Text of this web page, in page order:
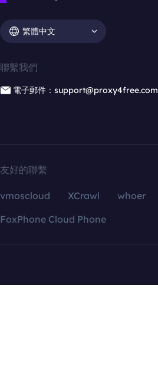
繁體中文
聯繫我們
電子郵件：support@proxy4free.com
友好的聯繫
vmoscloud XCrawl whoer
FoxPhone Cloud Phone